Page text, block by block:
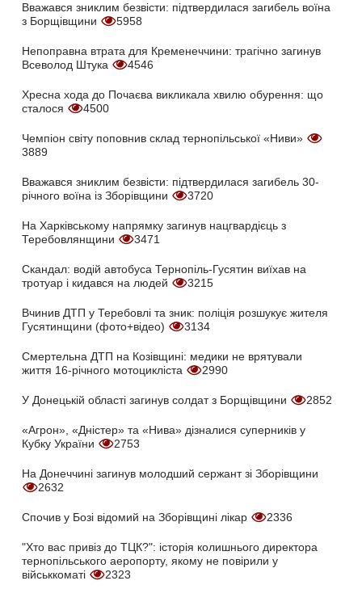
Вважався зниклим безвісти: підтвердилася загибель воїна
з Борщівщини
5958
Непоправна втрата для Кременеччини: трагічно загинув
Всеволод Штука
4546
Хресна хода до Почаєва викликала хвилю обурення: що
сталося
4500
Чемпіон світу поповнив склад тернопільської «Ниви»
3889
Вважався зниклим безвісти: підтвердилася загибель 30-
річного воїна із Зборівщини
3720
На Харківському напрямку загинув нацгвардієць з
Теребовлянщини
3471
Скандал: водій автобуса Тернопіль-Гусятин виїхав на
тротуар і кидався на людей
3215
Вчинив ДТП у Теребовлі та зник: поліція розшукує жителя
Гусятинщини (фото+відео)
3134
Смертельна ДТП на Козівщині: медики не врятували
життя 16-річного мотоцикліста
2990
У Донецькій області загинув солдат з Борщівщини 2852
«Агрон», «Дністер» та «Нива» дізналися суперників у
Кубку України
2753
На Донеччині загинув молодший сержант зі Зборівщини
2632
Спочив у Бозі відомий на Зборівщині лікар 2336
"Хто вас привіз до ТЦК?": історія колишнього директора
тернопільського аеропорту, якому не повірили у
військкоматі
2323